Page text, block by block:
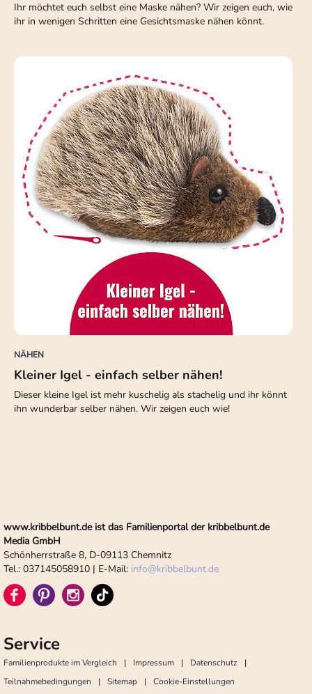
Ihr möchtet euch selbst eine Maske nähen? Wir zeigen euch, wie
ihr in wenigen Schritten eine Gesichtsmaske nähen könnt.
NÄHEN
Kleiner Igel - einfach selber nähen!
Dieser kleine Igel ist mehr kuschelig als stachelig und ihr könnt
ihn wunderbar selber nähen. Wir zeigen euch wie!
www.kribbelbunt.de ist das Familienportal der kribbelbunt.de
Media GmbH
Schönherrstraße 8, D-09113 Chemnitz
Tel.: 037145058910 | E-Mail: info@kribbelbunt.de
Service
Familienprodukte im Vergleich Impressum
Datenschutz
Teilnahmebedingungen
Sitemap Cookie-Einstellungen